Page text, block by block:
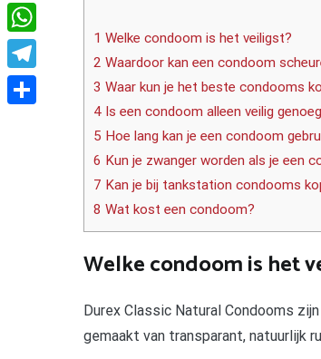
1 Welke condoom is het veiligst?
2 Waardoor kan een condoom
3 Waar kun je het beste condooms
4 Is een condoom alleen veilig
5 Hoe lang kan je een condoom
6 Kun je zwanger worden als je een
7 Kan je bij tankstation condooms
8 Wat kost een condoom?
Welke condoom is het
Durex Classic Natural Condooms
gemaakt van transparant, natuurlijk
Messenger
WhatsApp
Telegram